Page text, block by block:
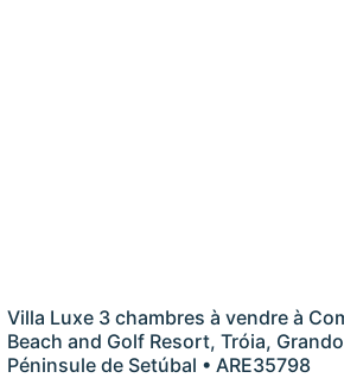
Villa Luxe 3 chambres à vendre à
Beach and Golf Resort, Tróia,
Péninsule de Setúbal • ARE35798